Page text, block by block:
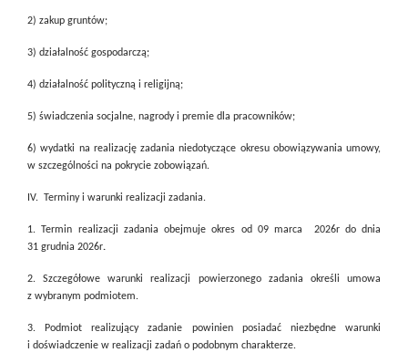
2) zakup gruntów;
3) działalność gospodarczą;
4) działalność polityczną i religijną;
5) świadczenia socjalne, nagrody i premie dla pracowników;
6) wydatki na realizację zadania niedotyczące okresu obowiązywania umowy,
w szczególności na pokrycie zobowiązań.
IV. Terminy i warunki realizacji zadania.
1. Termin realizacji zadania obejmuje okres od 09 marca
2026r do dnia
31 grudnia 2026r.
2. Szczegółowe warunki realizacji powierzonego zadania określi umowa
z wybranym podmiotem.
3. Podmiot realizujący zadanie powinien posiadać niezbędne warunki
i doświadczenie w realizacji zadań o podobnym charakterze.